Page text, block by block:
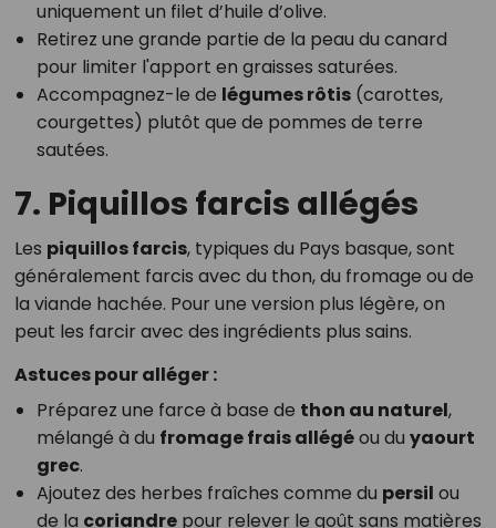
uniquement un filet d’huile d’olive.
Retirez une grande partie de la peau du canard
pour limiter l'apport en graisses saturées.
Accompagnez-le de légumes rôtis(carottes,
courgettes) plutôt que de pommes de terre
sautées.
7. Piquillos farcis allégés
Les piquillos farcis, typiques du Pays basque, sont
généralement farcis avec du thon, du fromage ou de
la viande hachée. Pour une version plus légère, on
peut les farcir avec des ingrédients plus sains.
Astuces pour alléger :
Préparez une farce à base de thon au naturel,
mélangé à du fromage frais allégéou du yaourt
grec.
Ajoutez des herbes fraîches comme du persil ou
de la coriandrepour relever le goût sans matières